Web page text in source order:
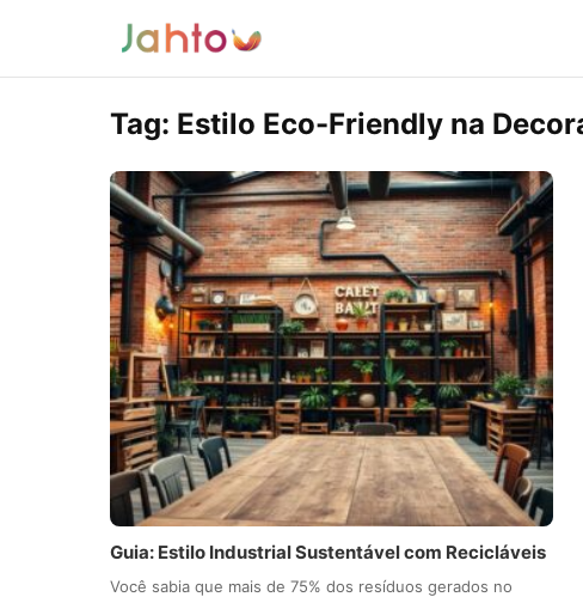
Tag: Estilo Eco-Friendly na
Guia: Estilo Industrial Sustentável com Recicláveis
Você sabia que mais de 75% dos resíduos gerados no